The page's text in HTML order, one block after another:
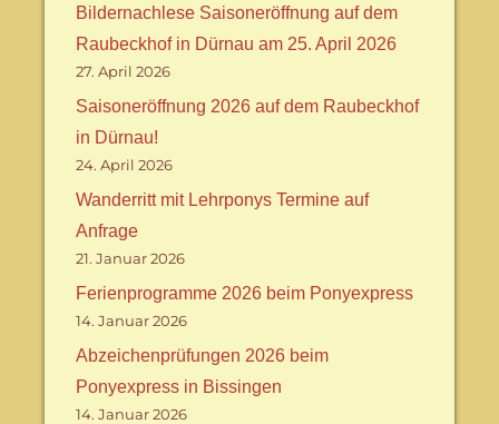
Bildernachlese Saisoneröffnung auf dem
Raubeckhof in Dürnau am 25. April 2026
27. April 2026
Saisoneröffnung 2026 auf dem Raubeckhof
in Dürnau!
24. April 2026
Wanderritt mit Lehrponys Termine auf
Anfrage
21. Januar 2026
Ferienprogramme 2026 beim Ponyexpress
14. Januar 2026
Abzeichenprüfungen 2026 beim
Ponyexpress in Bissingen
14. Januar 2026